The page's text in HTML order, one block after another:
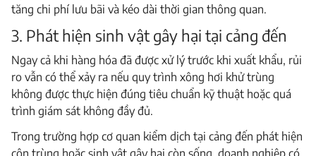
tăng chi phí lưu bãi và kéo dài thời gian thông quan.
3. Phát hiện sinh vật gây hại tại cảng đến
Ngay cả khi hàng hóa đã được xử lý trước khi xuất khẩu, rủi
ro vẫn có thể xảy ra nếu quy trình xông hơi khử trùng
không được thực hiện đúng tiêu chuẩn kỹ thuật hoặc quá
trình giám sát không đầy đủ.
Trong trường hợp cơ quan kiểm dịch tại cảng đến phát hiện
côn trùng hoặc sinh vật gây hại còn sống, doanh nghiệp có